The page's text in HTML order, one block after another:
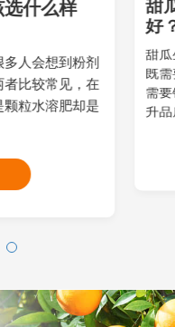
什么样
人会想到粉剂
者比较常见，在
粒水溶肥却是
甜
好
甜瓜
既
需
升品